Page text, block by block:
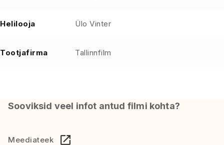
Helilooja Ülo Vinter
Tootjafirma Tallinnfilm
Sooviksid veel infot antud filmi kohta?
Meediateek